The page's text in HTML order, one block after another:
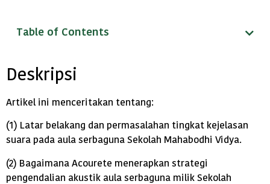
Table of Contents
Deskripsi
Artikel ini menceritakan tentang:
(1) Latar belakang dan permasalahan tingkat kejelasan
suara pada aula serbaguna Sekolah Mahabodhi Vidya.
(2) Bagaimana Acourete menerapkan strategi
pengendalian akustik aula serbaguna milik Sekolah